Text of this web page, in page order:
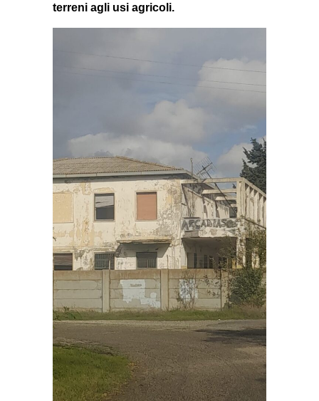
terreni agli usi agricoli.